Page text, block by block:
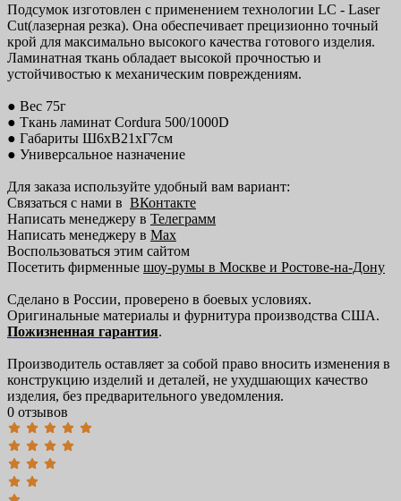
Подсумок изготовлен с применением технологии LC - Laser
Cut(лазерная резка). Она обеспечивает прецизионно точный
крой для максимально высокого качества готового изделия.
Ламинатная ткань обладает высокой прочностью и
устойчивостью к механическим повреждениям.
● Вес 75г
● Ткань ламинат Cordura 500/1000D
● Габариты Ш6хВ21хГ7см
● Универсальное назначение
Для заказа используйте удобный вам вариант:
Связаться с нами в ВКонтакте
Написать менеджеру в Телеграмм
Написать менеджеру в Max
Воспользоваться этим сайтом
Посетить фирменные шоу-румы в Москве и Ростове-на-Дону
Сделано в России, проверено в боевых условиях.
Оригинальные материалы и фурнитура производства США.
Пожизненная гарантия.
Производитель оставляет за собой право вносить изменения в
конструкцию изделий и деталей, не ухудшающих качество
изделия, без предварительного уведомления.
0 отзывов